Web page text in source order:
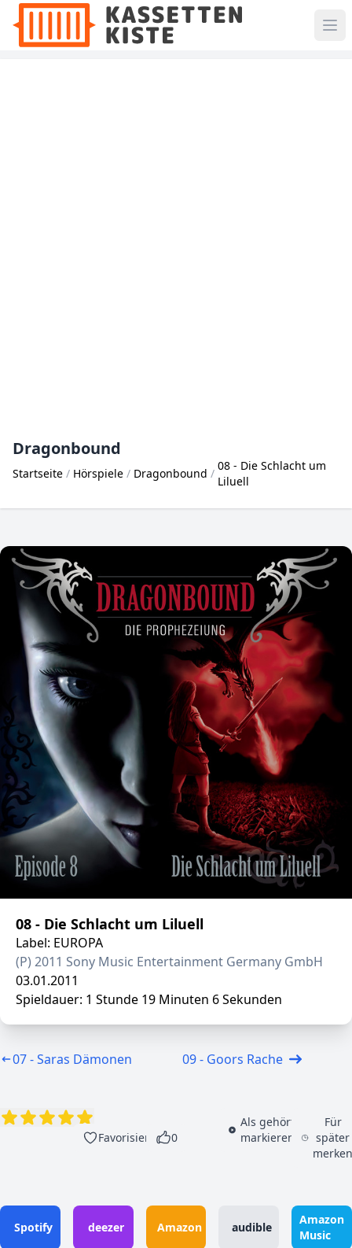
Dragonbound
Startseite Hörspiele Dragonbound
08 - Die Schlacht um
Liluell
08 - Die Schlacht um Liluell
Label: EUROPA
(P) 2011 Sony Music Entertainment Germany GmbH
03.01.2011
Spieldauer: 1 Stunde 19 Minuten 6 Sekunden
07 - Saras Dämonen 09 - Goors Rache
Favorisieren 0
Als gehört
markieren
Für
später
Spotify deezer Amazon audible
Amazon
Music